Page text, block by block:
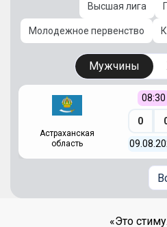
Высшая лига
Молодежное первенство
Мужчины
Астраханская
область
08:30
0
«Это